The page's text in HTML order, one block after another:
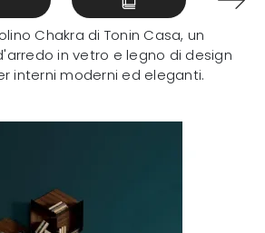
Chakra di Tonin Casa, un
in vetro e legno di design
interni moderni ed eleganti.